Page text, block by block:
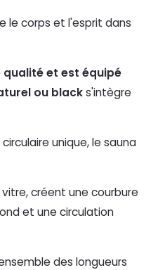
le corps et l'esprit dans
qualité et est équipé
ou blacks'intègre
unique, le sauna
créent une courbure
et une circulation
des longueurs